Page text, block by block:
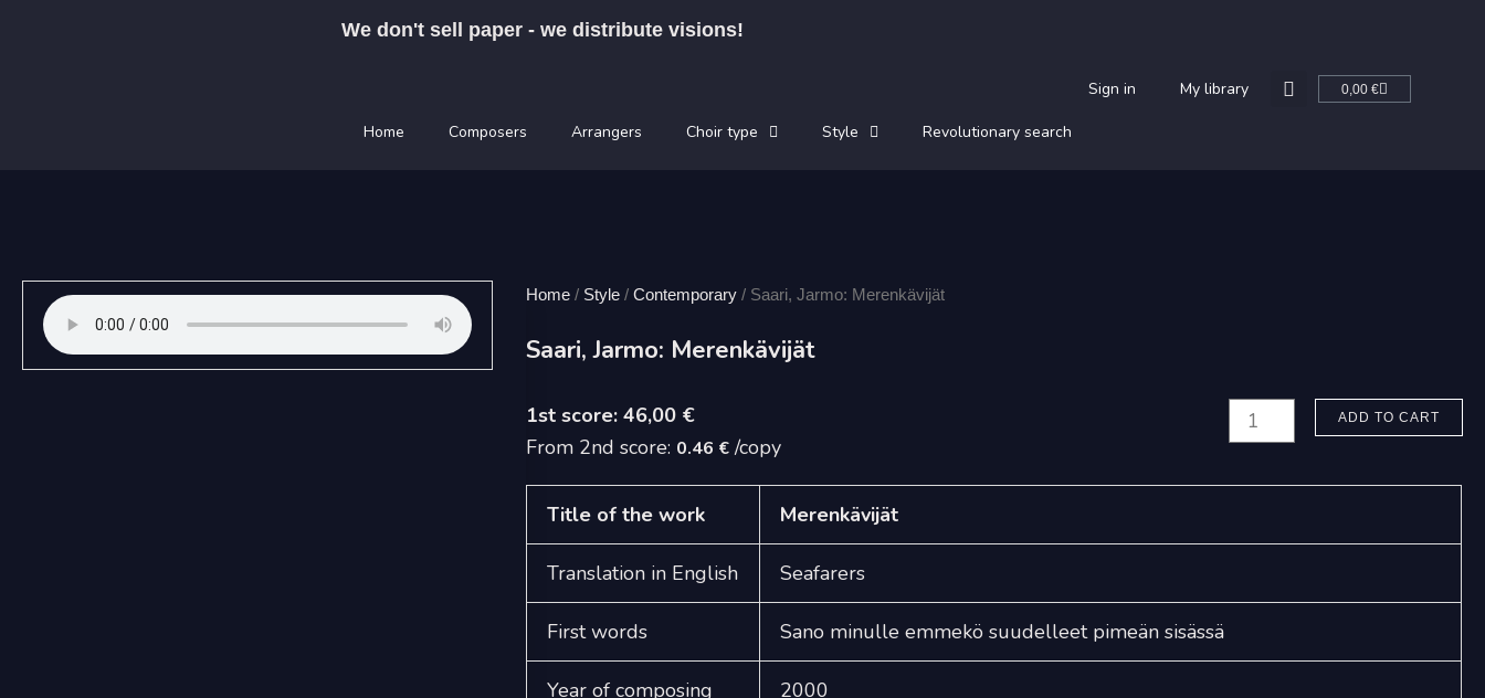
We don't sell paper - we distribute visions!
Sign in My library 0,00 €Cart
Home Composers Arrangers Choir type Style Revolutionary search
Home / Style /Contemporary / Saari, Jarmo: Merenkävijät
Saari, Jarmo: Merenkävijät
46,00 €
From 2nd score: 0.46 € /copy
Saari,
Jarmo:
ADD TO CART
Title of the work Merenkävijät
Translation in English Seafarers
First words Sano minulle emmekö suudelleet pimeän sisässä
Year of composing 2000